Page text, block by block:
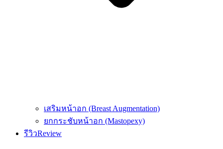
เสริมหน้าอก (Breast Augmentation)
ยกกระชับหน้าอก (Mastopexy)
รีวิวReview